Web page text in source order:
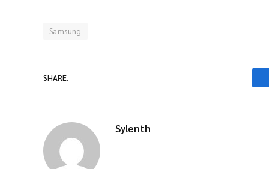
Samsung
SHARE.
Sylenth